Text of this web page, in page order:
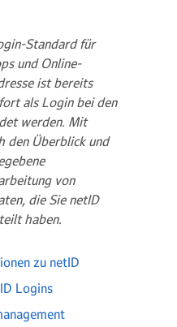
Standard für
und Online-
ist bereits
als Login bei den
werden. Mit
den Überblick und
von
die Sie netID
haben.
zu netID
Logins